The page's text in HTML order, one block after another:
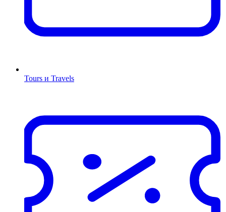
Tours и Travels